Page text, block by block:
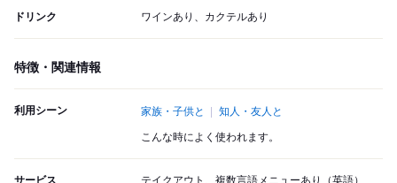
ドリンク ワインあり、カクテルあり
特徴・関連情報
利用シーン 家族・子供と 知人・友人と
こんな時によく使われます。
サービス テイクアウト、複数言語メニューあり（英語）